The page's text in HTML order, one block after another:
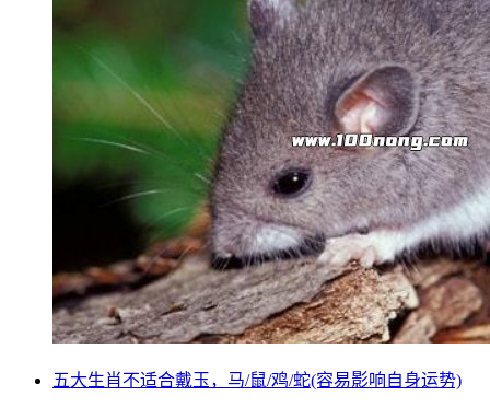
五大生肖不适合戴玉，马/鼠/鸡/蛇(容易影响自身运势)